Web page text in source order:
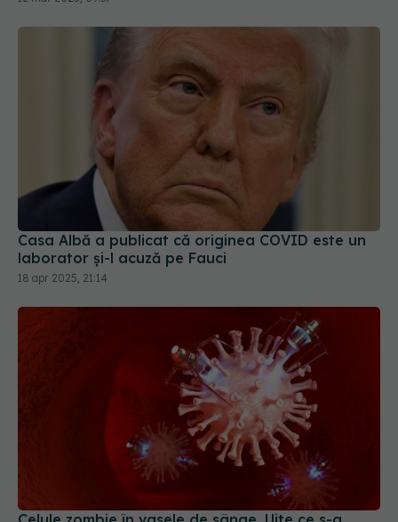
Casa Albă a publicat că originea COVID este un
laborator și-l acuză pe Fauci
18 apr 2025, 21:14
Celule zombie în vasele de sânge. Uite ce s-a
întâmplat cu sângele tău dacă ai avut COVID